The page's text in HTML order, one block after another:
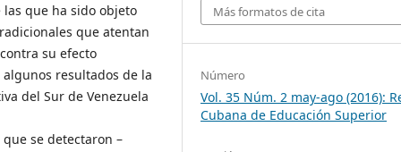
que ha sido objeto
que atentan
su efecto
resultados de la
del Sur de Venezuela
se detectaron –
Más formatos de cita
Número
Vol. 35 Núm. 2 may-ago (2016):
Cubana de Educación Superior